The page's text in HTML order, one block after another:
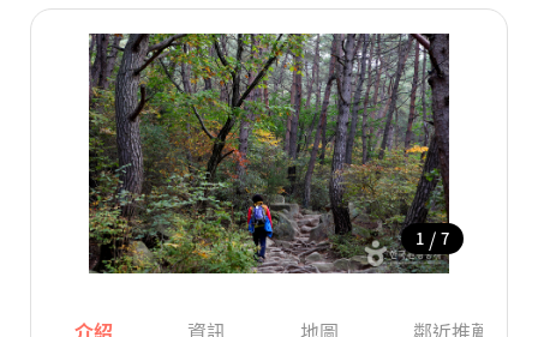
1 / 7
介紹 資訊 地圖 鄰近推薦景點